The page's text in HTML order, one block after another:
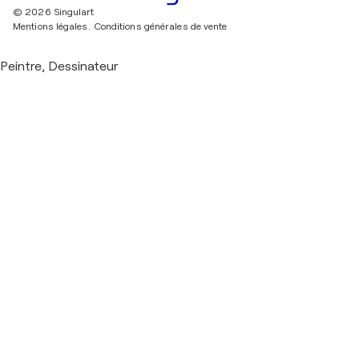
© 2026 Singulart
Mentions légales. Conditions générales de vente
Peintre, Dessinateur